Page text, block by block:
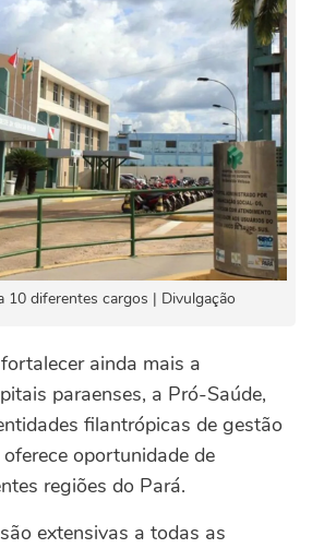
10 diferentes cargos | Divulgação
ainda mais a
paraenses, a Pró-Saúde,
filantrópicas de gestão
oportunidade de
regiões do Pará.
extensivas a todas as